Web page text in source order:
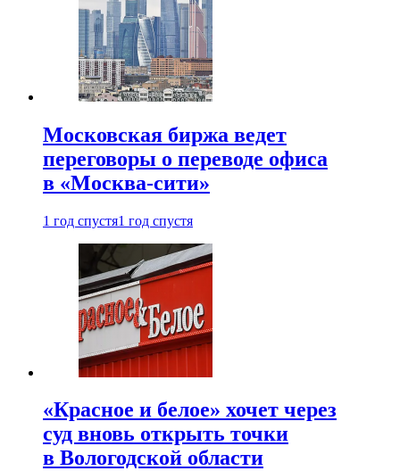
Московская биржа ведет
переговоры о переводе офиса
в «Москва-сити»
1 год спустя1 год спустя
«Красное и белое» хочет через
суд вновь открыть точки
в Вологодской области